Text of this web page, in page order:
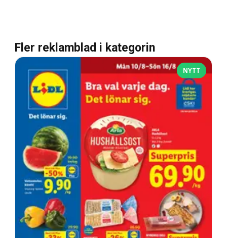
Fler reklamblad i kategorin
NYTT